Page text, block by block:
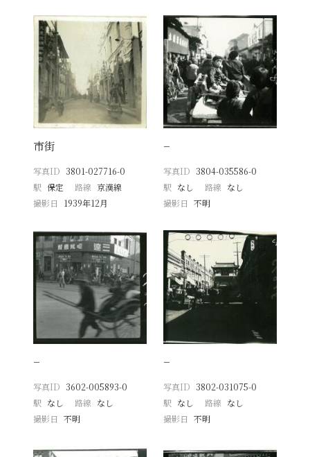
市街
写真ID 3801-027716-0
駅 保定 路線 京漢線
撮影日
1939年12月
−
写真ID 3804-035586-0
駅 なし 路線 なし
撮影日 不明
−
写真ID 3602-005893-0
駅 なし 路線 なし
撮影日
不明
−
写真ID 3802-031075-0
駅 なし 路線 なし
撮影日 不明